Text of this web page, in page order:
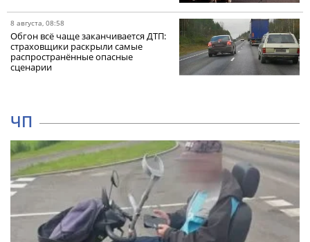
8 августа, 08:58
Обгон всё чаще заканчивается ДТП:
страховщики раскрыли самые
распространённые опасные
сценарии
ЧП